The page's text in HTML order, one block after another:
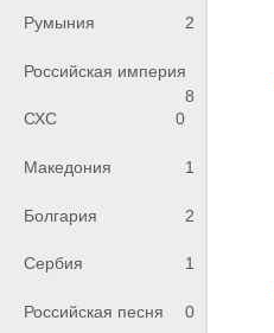
Румыния 2
Российская империя
8
СХС
0
Македония 1
Болгария 2
Сербия 1
Российская песня 0